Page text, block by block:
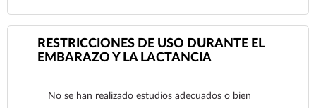
congestión e hiposmia en pacientes adultos
mayores de 18 años.
Ver más
RESTRICCIONES DE USO DURANTE EL
EMBARAZO Y LA LACTANCIA
No se han realizado estudios adecuados o bien